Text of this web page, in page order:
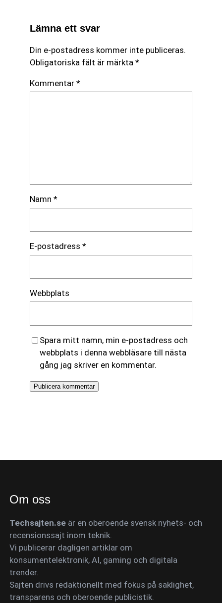
Lämna ett svar
Din e-postadress kommer inte publiceras.
Obligatoriska fält är märkta *
Kommentar *
Namn *
E-postadress *
Webbplats
Spara mitt namn, min e-postadress och
webbplats i denna webbläsare till nästa
gång jag skriver en kommentar.
Om oss
Techsajten.se är en oberoende svensk nyhets- och
recensionssajt inom teknik.
Vi publicerar dagligen artiklar om
konsumentelektronik, AI, gaming och digitala
trender.
Sajten drivs redaktionellt med fokus på saklighet,
transparens och oberoende publicistik.